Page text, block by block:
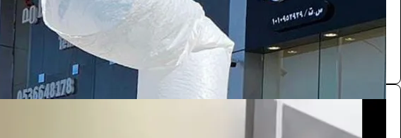
0.0 (0)
شخصية ميكي ماوس